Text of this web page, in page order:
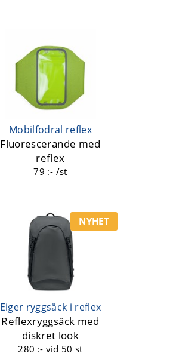
Mobilfodral reflex
Fluorescerande med
reflex
79 :- /st
NYHET
Eiger ryggsäck i reflex
Reflexryggsäck med
diskret look
280 :- vid 50 st